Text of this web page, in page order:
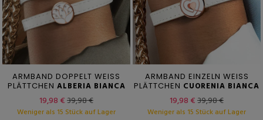
ARMBAND DOPPELT WEISS
PLÄTTCHEN ALBERIA BIANCA
19,98 €39,98 €
Weniger als 15 Stück auf Lager
ARMBAND EINZELN WEISS
PLÄTTCHEN CUORENIA BIANCA
19,98 €39,98 €
Weniger als 15 Stück auf Lager